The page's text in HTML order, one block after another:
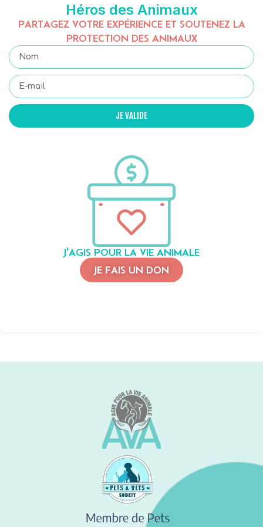
Héros des Animaux
PARTAGEZ VOTRE EXPÉRIENCE ET SOUTENEZ LA
PROTECTION DES ANIMAUX
JE VALIDE
J'AGIS POUR LA VIE ANIMALE
JE FAIS UN DON